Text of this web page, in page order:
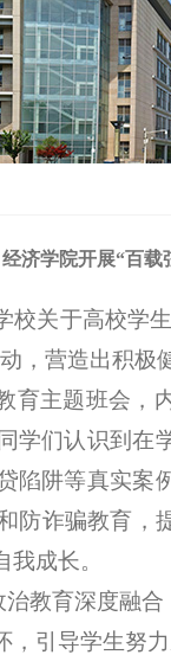
经济学院开展“百载
校关于高校学
，营造出积极
育主题班会，
学们认识到
陷阱等真实
防诈骗教育
成长。
教育深度融
，引导学生努